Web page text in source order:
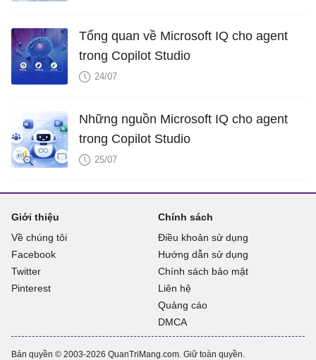
Tổng quan về Microsoft IQ cho agent
trong Copilot Studio
24/07
Những nguồn Microsoft IQ cho agent
trong Copilot Studio
25/07
Giới thiệu
Về chúng tôi
Facebook
Twitter
Pinterest
Chính sách
Điều khoản sử dụng
Hướng dẫn sử dụng
Chính sách bảo mật
Liên hệ
Quảng cáo
DMCA
Bản quyền © 2003-2026 QuanTriMang.com. Giữ toàn quyền.